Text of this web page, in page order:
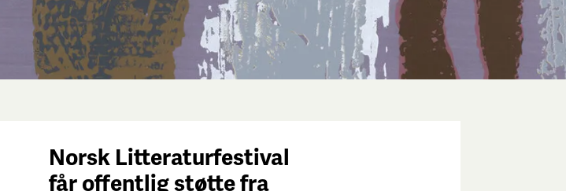
Norsk Litteraturfestival
får offentlig støtte fra